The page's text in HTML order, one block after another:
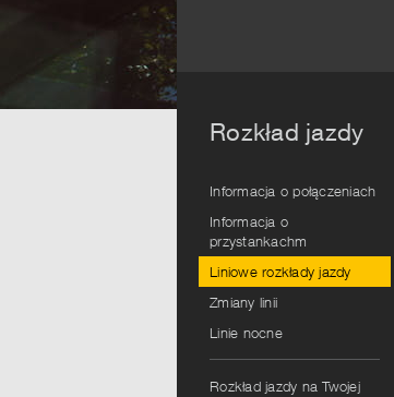
Rozkład jazdy
Informacja o połączeniach
Informacja o
przystankachm
Liniowe rozkłady jazdy
Zmiany linii
Linie nocne
Rozkład jazdy na Twojej